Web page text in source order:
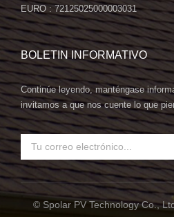
EURO : 72125025000003031
BOLETIN INFORMATIVO
Continúe leyendo, manténgase
invitamos a que nos cuente lo que
© Spolar PV Technology Co.,